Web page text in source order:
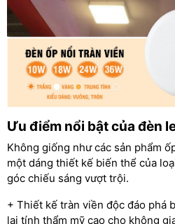
Ưu điểm nổi bật của đèn
Không giống như các sản phẩm
một dáng thiết kế biến thể của
góc chiếu sáng vượt trội.
+ Thiết kế tràn viền độc đáo phá
lại tính thẩm mỹ cao cho không